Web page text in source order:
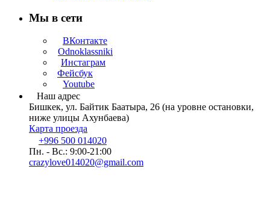
Мы в сети
ВКонтакте
Odnoklassniki
Инстаграм
Фейсбук
Youtube
Наш адрес
Бишкек, ул. Байтик Баатыра, 26 (на уровне остановки,
ниже улицы Ахунбаева)
Карта проезда
+996 500 014020
Пн. - Вс.: 9:00-21:00
crazylove014020@gmail.com